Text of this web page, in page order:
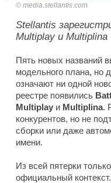
media.stellantis.com
Stellantis
Multiplay и Multiplina
Пять новых названий
модельного плана, но
означают ни одной
реестре появились
Multiplay и Multiplina.
конкурентов, но не
сборки или даже
имени.
Из всей пятерки только
официальный контекст.